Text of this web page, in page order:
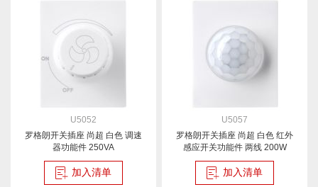
U5052
罗格朗开关插座 尚超 白色 调速
器功能件 250VA
加入清单
U5057
罗格朗开关插座 尚超 白色 红外
感应开关功能件 两线 200W
加入清单